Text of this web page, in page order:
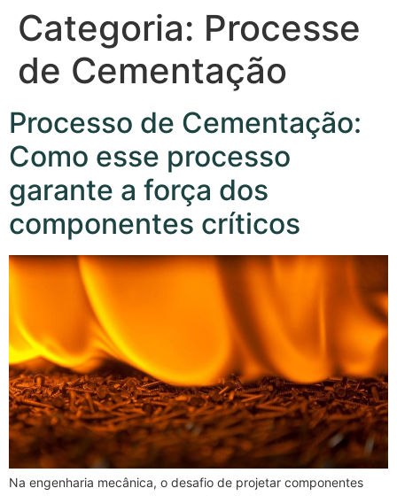
Categoria: Processe
de Cementação
Processo de Cementação:
Como esse processo
garante a força dos
componentes críticos
Na engenharia mecânica, o desafio de projetar componentes